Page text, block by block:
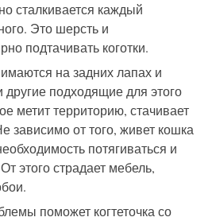
сталкивается каждый
Это шерсть и
подтачивать коготки.
на задних лапах и
подходящие для этого
метит территорию, стачивает
зависимо от того, живет кошка
потягиваться и
этого страдает мебель,
поможет когтеточка со